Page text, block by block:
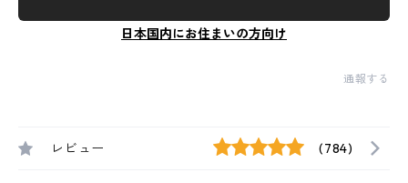
日本国内にお住まいの方向け
通報する
レビュー (784)